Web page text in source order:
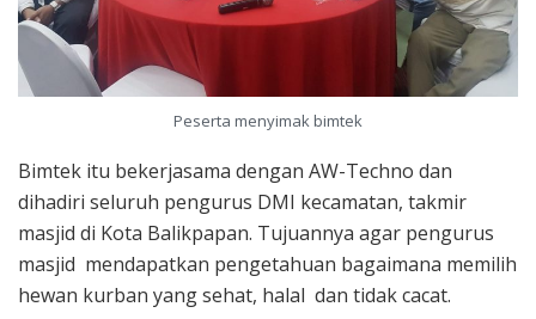
Peserta menyimak bimtek
Bimtek itu bekerjasama dengan AW-Techno dan
dihadiri seluruh pengurus DMI kecamatan, takmir
masjid di Kota Balikpapan. Tujuannya agar pengurus
masjid mendapatkan pengetahuan bagaimana memilih
hewan kurban yang sehat, halal dan tidak cacat.